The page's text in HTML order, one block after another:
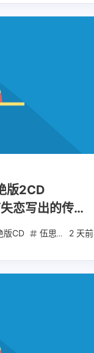
版2CD
恋写出的传世
2 天前
版CD 伍思凯